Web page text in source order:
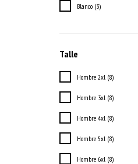
Blanco (3)
Talle
Hombre 2xl (8)
Hombre 3xl (8)
Hombre 4xl (8)
Hombre 5xl (8)
Hombre 6xl (8)